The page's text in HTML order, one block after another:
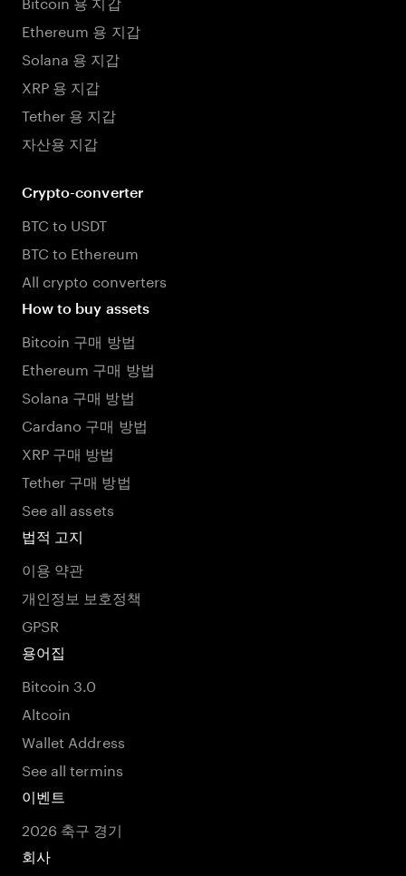
Ethereum 용 지갑
Solana 용 지갑
XRP 용 지갑
Tether 용 지갑
자산용 지갑
Crypto-converter
BTC to USDT
BTC to Ethereum
All crypto converters
How to buy assets
Bitcoin 구매 방법
Ethereum 구매 방법
Solana 구매 방법
Cardano 구매 방법
XRP 구매 방법
Tether 구매 방법
See all assets
법적 고지
이용 약관
개인정보 보호정책
GPSR
용어집
Bitcoin 3.0
Altcoin
Wallet Address
See all termins
이벤트
2026 축구 경기
회사